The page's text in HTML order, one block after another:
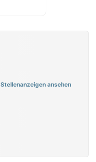
Stellenanzeigen ansehen